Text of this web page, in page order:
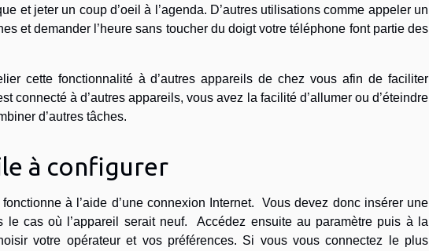
et jeter un coup d’oeil à l’agenda. D’autres utilisations comme appeler un
et demander l’heure sans toucher du doigt votre téléphone font partie des
cette fonctionnalité à d’autres appareils de chez vous afin de faciliter
connecté à d’autres appareils, vous avez la facilité d’allumer ou d’éteindre
d’autres tâches.
à configurer
à l’aide d’une connexion Internet. Vous devez donc insérer une
le cas où l’appareil serait neuf. Accédez ensuite au paramètre puis à la
votre opérateur et vos préférences. Si vous vous connectez le plus